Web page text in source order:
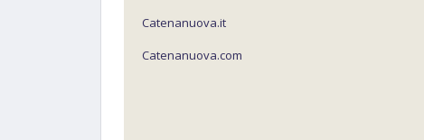
Catenanuova.it
Catenanuova.com